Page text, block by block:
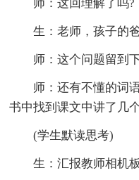
师：这回理解了吗?
生：老师，孩子的爸
师：这个问题留到下
师：还有不懂的词语
书中找到课文中讲了几
(学生默读思考)
生：汇报教师相机板